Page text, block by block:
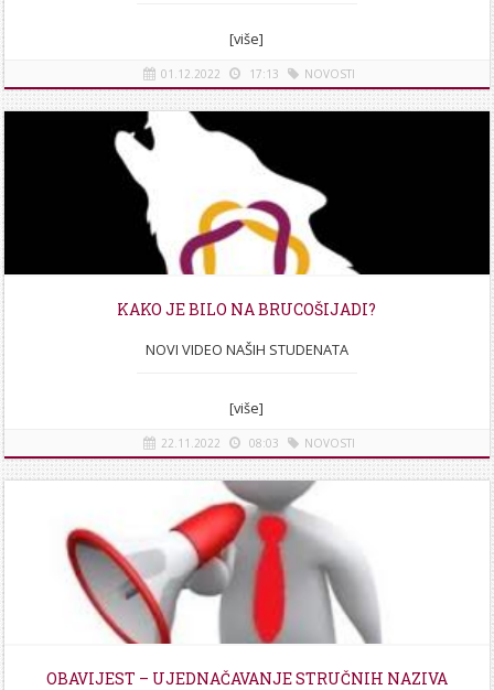
[više]
01.12.2022 17:13 NOVOSTI
KAKO JE BILO NA BRUCOŠIJADI?
NOVI VIDEO NAŠIH STUDENATA
[više]
22.11.2022 08:03 NOVOSTI
OBAVIJEST – UJEDNAČAVANJE STRUČNIH NAZIVA